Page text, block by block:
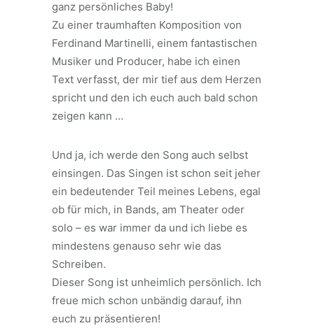
ganz persönliches Baby!
Zu einer traumhaften Komposition von
Ferdinand Martinelli, einem fantastischen
Musiker und Producer, habe ich einen
Text verfasst, der mir tief aus dem Herzen
spricht und den ich euch auch bald schon
zeigen kann …
Und ja, ich werde den Song auch selbst
einsingen. Das Singen ist schon seit jeher
ein bedeutender Teil meines Lebens, egal
ob für mich, in Bands, am Theater oder
solo – es war immer da und ich liebe es
mindestens genauso sehr wie das
Schreiben.
Dieser Song ist unheimlich persönlich. Ich
freue mich schon unbändig darauf, ihn
euch zu präsentieren!